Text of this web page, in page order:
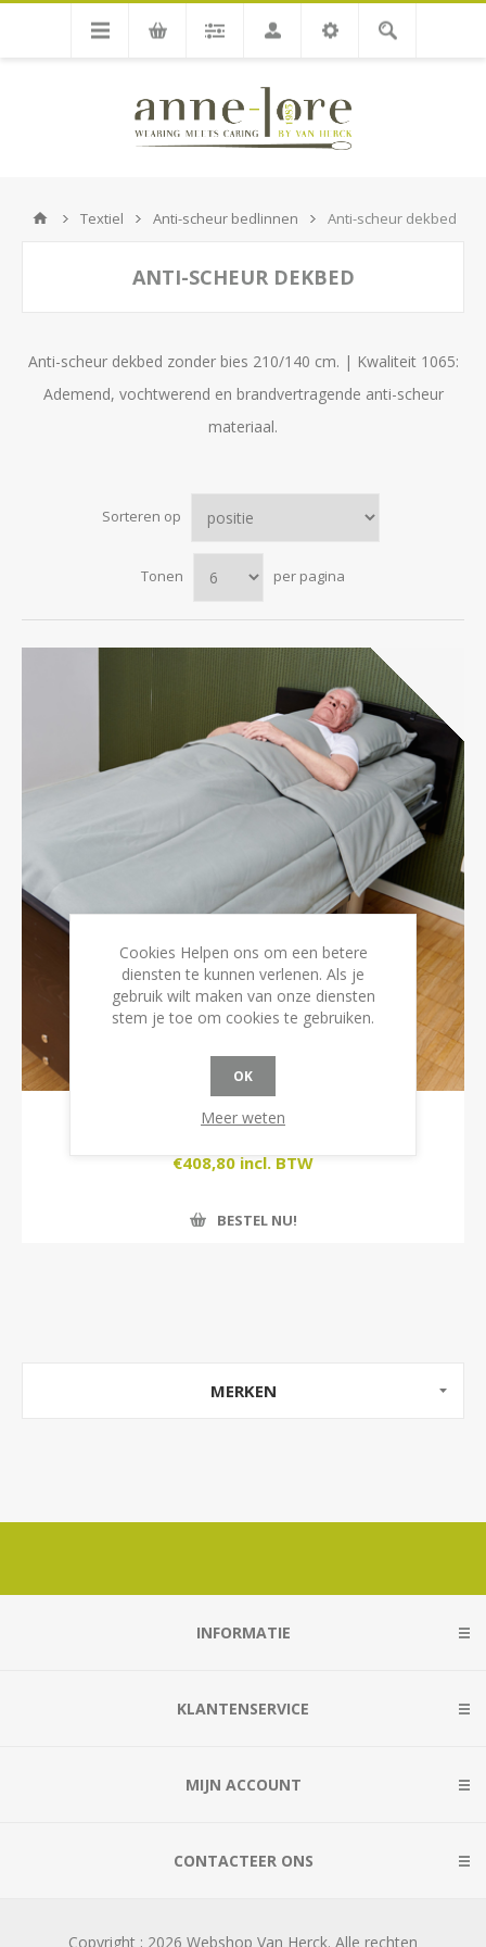
Textiel Anti-scheur bedlinnen Anti-scheur dekbed
ANTI-SCHEUR DEKBED
Anti-scheur dekbed zonder bies 210/140 cm. | Kwaliteit 1065:
Ademend, vochtwerend en brandvertragende anti-scheur
materiaal.
Sorteren op
Tonen per pagina
40101 | Anti-scheur dekbed
€408,80 incl. BTW
BESTEL NU!
MERKEN
INFORMATIE
KLANTENSERVICE
MIJN ACCOUNT
CONTACTEER ONS
Copyright ; 2026 Webshop Van Herck. Alle rechten
Cookies Helpen ons om een betere
diensten te kunnen verlenen. Als je
gebruik wilt maken van onze diensten
stem je toe om cookies te gebruiken.
OK
Meer weten